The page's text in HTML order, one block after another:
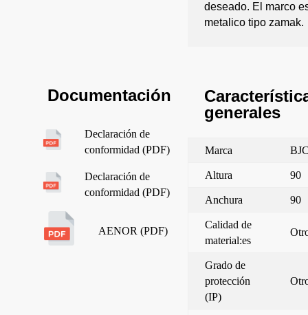
deseado. El marco
metalico tipo zamak.
Documentación
Declaración de
conformidad (PDF)
Declaración de
conformidad (PDF)
AENOR (PDF)
generales
Marca
Altura 90
Anchura 90
Calidad de
material:es
Grado de
protección
(IP)